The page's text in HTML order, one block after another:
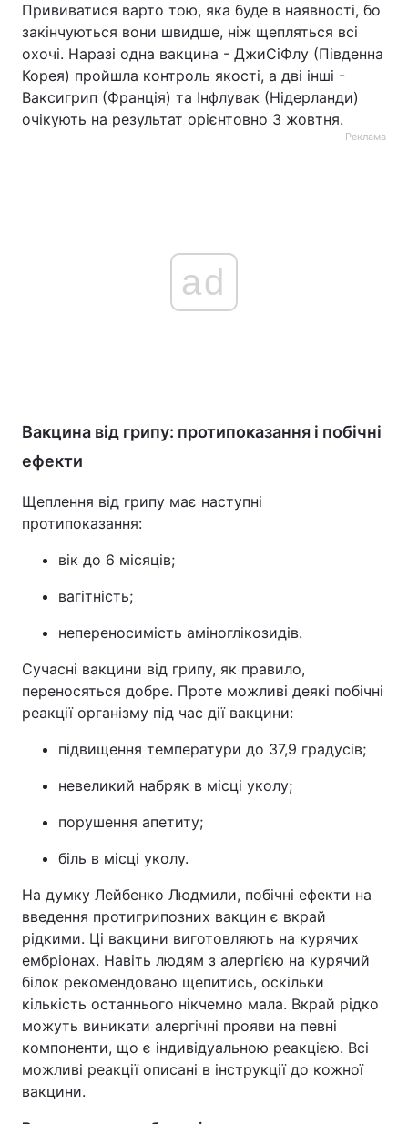
Прививатися варто тою, яка буде в наявності, бо
закінчуються вони швидше, ніж щепляться всі
охочі. Наразі одна вакцина - ДжиСіФлу (Південна
Корея) пройшла контроль якості, а дві інші -
Ваксигрип (Франція) та Інфлувак (Нідерланди)
очікують на результат орієнтовно 3 жовтня.
Реклама
ad
Вакцина від грипу: протипоказання і побічні
ефекти
Щеплення від грипу має наступні
протипоказання:
вік до 6 місяців;
вагітність;
непереносимість аміноглікозидів.
Сучасні вакцини від грипу, як правило,
переносяться добре. Проте можливі деякі побічні
реакції організму під час дії вакцини:
підвищення температури до 37,9 градусів;
невеликий набряк в місці уколу;
порушення апетиту;
біль в місці уколу.
На думку Лейбенко Людмили, побічні ефекти на
введення протигрипозних вакцин є вкрай
рідкими. Ці вакцини виготовляють на курячих
ембріонах. Навіть людям з алергією на курячий
білок рекомендовано щепитись, оскільки
кількість останнього нікчемно мала. Вкрай рідко
можуть виникати алергічні прояви на певні
компоненти, що є індивідуальною реакцією. Всі
можливі реакції описані в інструкції до кожної
вакцини.